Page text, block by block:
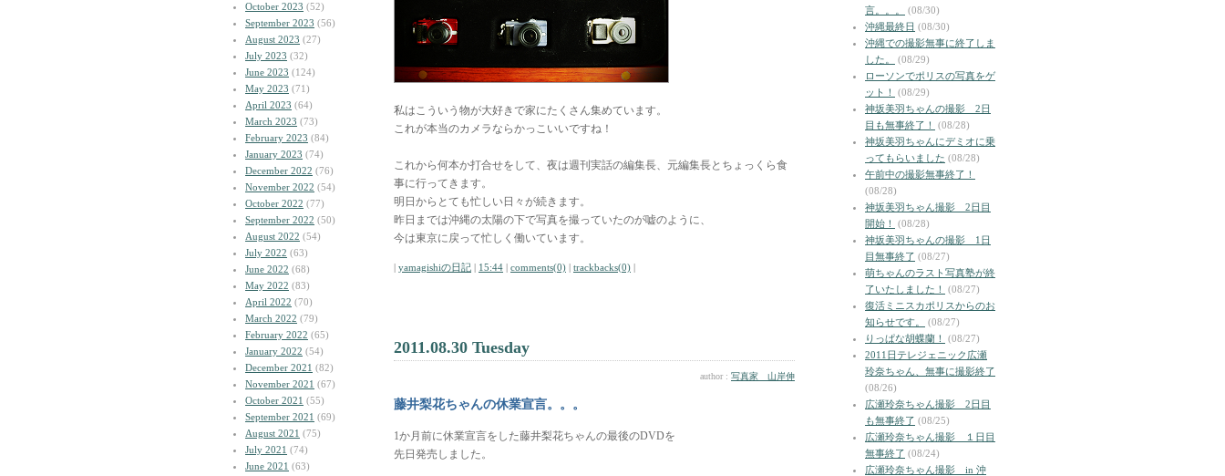
October 2023 (52)
September 2023 (56)
August 2023 (27)
July 2023 (32)
June 2023 (124)
May 2023 (71)
April 2023 (64)
March 2023 (73)
February 2023 (84)
January 2023 (74)
December 2022 (76)
November 2022 (54)
October 2022 (77)
September 2022 (50)
August 2022 (54)
July 2022 (63)
June 2022 (68)
May 2022 (83)
April 2022 (70)
March 2022 (79)
February 2022 (65)
January 2022 (54)
December 2021 (82)
November 2021 (67)
October 2021 (55)
September 2021 (69)
August 2021 (75)
July 2021 (74)
June 2021 (63)
私はこういう物が大好きで家にたくさん集めています。
これが本当のカメラならかっこいいですね！
これから何本か打合せをして、夜は週刊実話の編集長、元編集長とちょっくら食
事に行ってきます。
明日からとても忙しい日々が続きます。
昨日までは沖縄の太陽の下で写真を撮っていたのが嘘のように、
今は東京に戻って忙しく働いています。
| yamagishiの日記 | 15:44 | comments(0) | trackbacks(0) |
2011.08.30 Tuesday
author : 写真家 山岸伸
藤井梨花ちゃんの休業宣言。。。
1か月前に休業宣言をした藤井梨花ちゃんの最後のDVDを
先日発売しました。
言。。。
(08/30)
沖縄最終日 (08/30)
沖縄での撮影無事に終了しま
した。
(08/29)
ローソンでポリスの写真をゲ
ット！
(08/29)
神坂美羽ちゃんの撮影 2日
目も無事終了！
(08/28)
神坂美羽ちゃんにデミオに乗
ってもらいました (08/28)
午前中の撮影無事終了！
(08/28)
神坂美羽ちゃん撮影 2日目
開始！
(08/28)
神坂美羽ちゃんの撮影 1日
目無事終了 (08/27)
萌ちゃんのラスト写真塾が終
了いたしました！
(08/27)
復活ミニスカポリスからのお
知らせです。
(08/27)
りっぱな胡蝶蘭！
(08/27)
2011日テレジェニック広瀬
玲奈ちゃん、無事に撮影終了
(08/26)
広瀬玲奈ちゃん撮影 2日目
も無事終了 (08/25)
広瀬玲奈ちゃん撮影 １日目
無事終了 (08/24)
広瀬玲奈ちゃん撮影 in 沖